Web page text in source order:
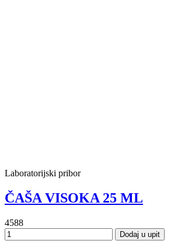
Laboratorijski pribor
ČAŠA VISOKA 25 ML
4588
Dodaj u upit